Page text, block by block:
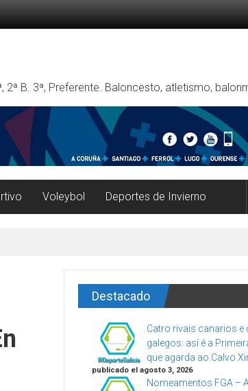
2ª B. 3ª, Preferente. Baloncesto, atletismo,
Voleybol Deportes de Invierno
Destacado
Catro rivais canarios e
galegos: así é a
que agarda ao Calvo
publicado el agosto 3, 2026
Nomeamentos FGA –